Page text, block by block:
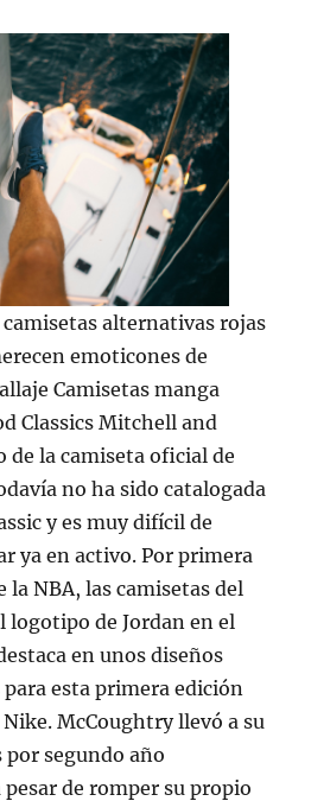
alternativas rojas
emoticones de
Camisetas manga
Classics Mitchell and
de la camiseta oficial de
no ha sido catalogada
y es muy difícil de
ya en activo. Por primera
la NBA, las camisetas del
de Jordan en el
en unos diseños
esta primera edición
McCoughtry llevó a su
por segundo año
de romper su propio